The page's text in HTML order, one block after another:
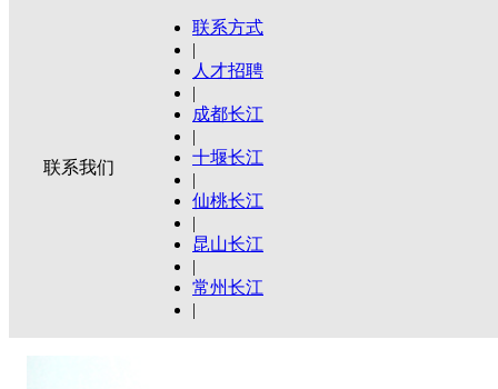
联系我们
联系方式
|
人才招聘
|
成都长江
|
十堰长江
|
仙桃长江
|
昆山长江
|
常州长江
|